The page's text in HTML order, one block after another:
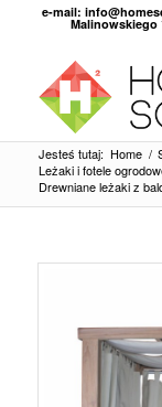
e-mail:
Malinowskiego
Jesteś tutaj: Home /
Leżaki i fotele
Drewniane leżaki z